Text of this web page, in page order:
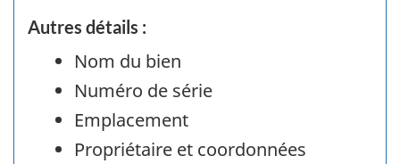
Autres détails :
Nom du bien
Numéro de série
Emplacement
Propriétaire et coordonnées